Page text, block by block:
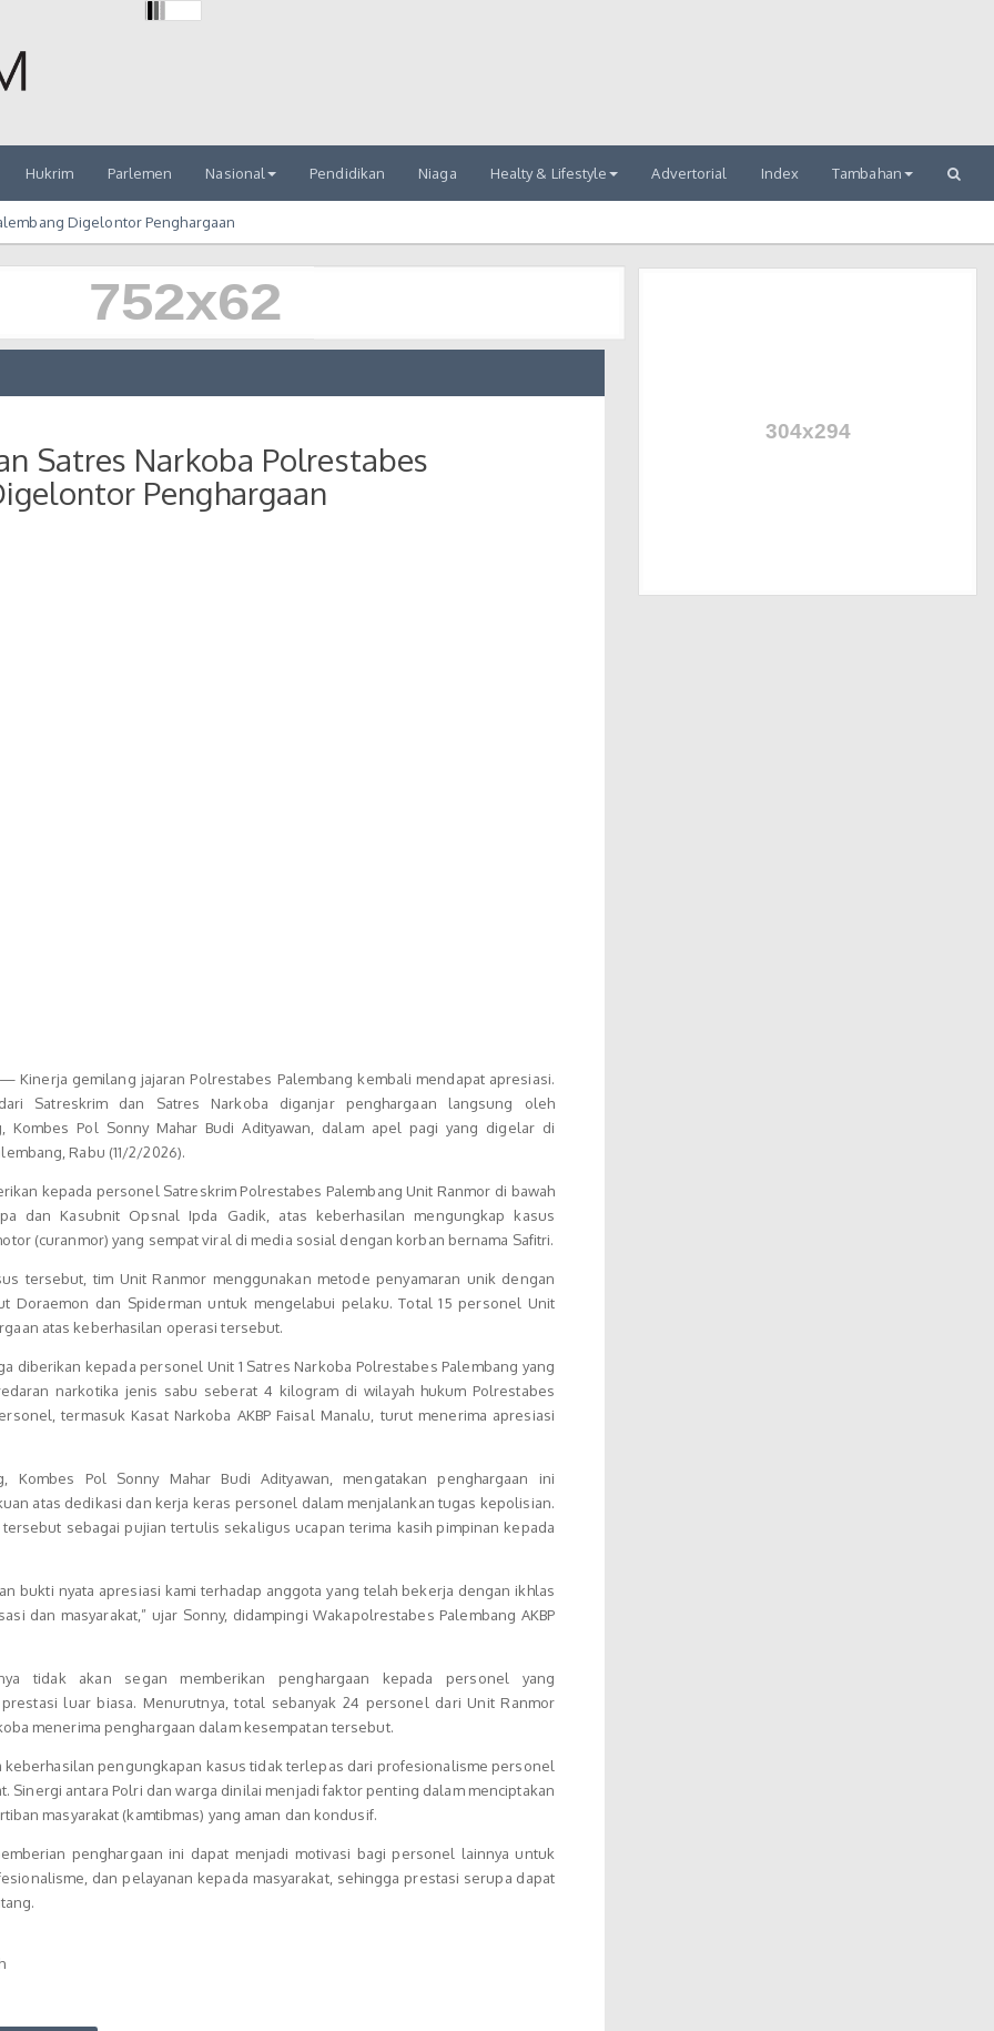
Hukrim Parlemen Nasional Pendidikan Niaga Healty & Lifestyle Advertorial Index Tambahan
Digelontor Penghargaan
Satres Narkoba Polrestabes
Penghargaan
— Kinerja gemilang jajaran Polrestabes Palembang kembali mendapat apresiasi.
Satreskrim dan Satres Narkoba diganjar penghargaan langsung oleh
Kombes Pol Sonny Mahar Budi Adityawan, dalam apel pagi yang digelar di
Rabu (11/2/2026).
kepada personel Satreskrim Polrestabes Palembang Unit Ranmor di bawah
dan Kasubnit Opsnal Ipda Gadik, atas keberhasilan mengungkap kasus
(curanmor) yang sempat viral di media sosial dengan korban bernama Safitri.
tersebut, tim Unit Ranmor menggunakan metode penyamaran unik dengan
Doraemon dan Spiderman untuk mengelabui pelaku. Total 15 personel Unit
atas keberhasilan operasi tersebut.
diberikan kepada personel Unit 1 Satres Narkoba Polrestabes Palembang yang
narkotika jenis sabu seberat 4 kilogram di wilayah hukum Polrestabes
termasuk Kasat Narkoba AKBP Faisal Manalu, turut menerima apresiasi
Kombes Pol Sonny Mahar Budi Adityawan, mengatakan penghargaan ini
atas dedikasi dan kerja keras personel dalam menjalankan tugas kepolisian.
sebagai pujian tertulis sekaligus ucapan terima kasih pimpinan kepada
bukti nyata apresiasi kami terhadap anggota yang telah bekerja dengan ikhlas
dan masyarakat,” ujar Sonny, didampingi Wakapolrestabes Palembang AKBP
tidak akan segan memberikan penghargaan kepada personel yang
luar biasa. Menurutnya, total sebanyak 24 personel dari Unit Ranmor
menerima penghargaan dalam kesempatan tersebut.
keberhasilan pengungkapan kasus tidak terlepas dari profesionalisme personel
Sinergi antara Polri dan warga dinilai menjadi faktor penting dalam menciptakan
masyarakat (kamtibmas) yang aman dan kondusif.
penghargaan ini dapat menjadi motivasi bagi personel lainnya untuk
dan pelayanan kepada masyarakat, sehingga prestasi serupa dapat